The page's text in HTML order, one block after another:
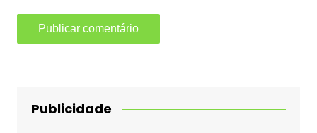
Publicidade